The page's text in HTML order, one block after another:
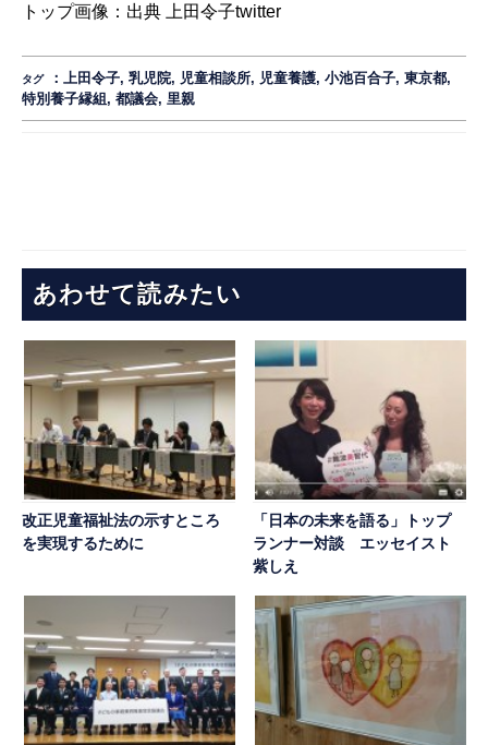
トップ画像：出典 上田令子twitter
タグ ： 上田令子,乳児院, 児童相談所, 児童養護,小池百合子,東京都,
特別養子縁組 ,都議会, 里親
あわせて読みたい
改正児童福祉法の示すところ
を実現するために
「日本の未来を語る」トップ
ランナー対談 エッセイスト
紫しえ